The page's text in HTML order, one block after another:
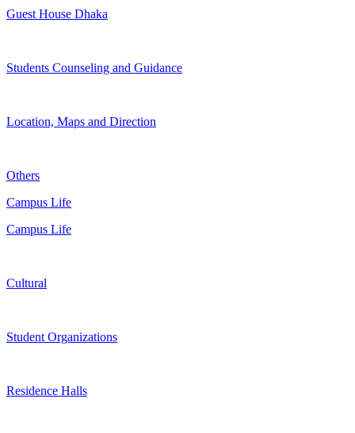
Guest House Dhaka
Students Counseling and Guidance
Location, Maps and Direction
Others
Campus Life
Campus Life
Cultural
Student Organizations
Residence Halls